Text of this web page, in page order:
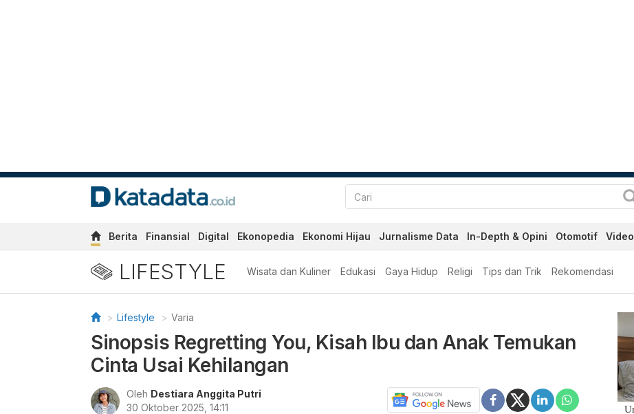
Berita Finansial Digital Ekonopedia Ekonomi Hijau Jurnalisme Data In-Depth & Opini Otomotif Video
LIFESTYLE Wisata dan Kuliner Edukasi Gaya Hidup Religi Tips dan Trik Rekomendasi
Lifestyle Varia
Sinopsis Regretting You, Kisah Ibu dan Anak Temukan
Cinta Usai Kehilangan
Oleh Destiara Anggita Putri
30 Oktober 2025, 14:11